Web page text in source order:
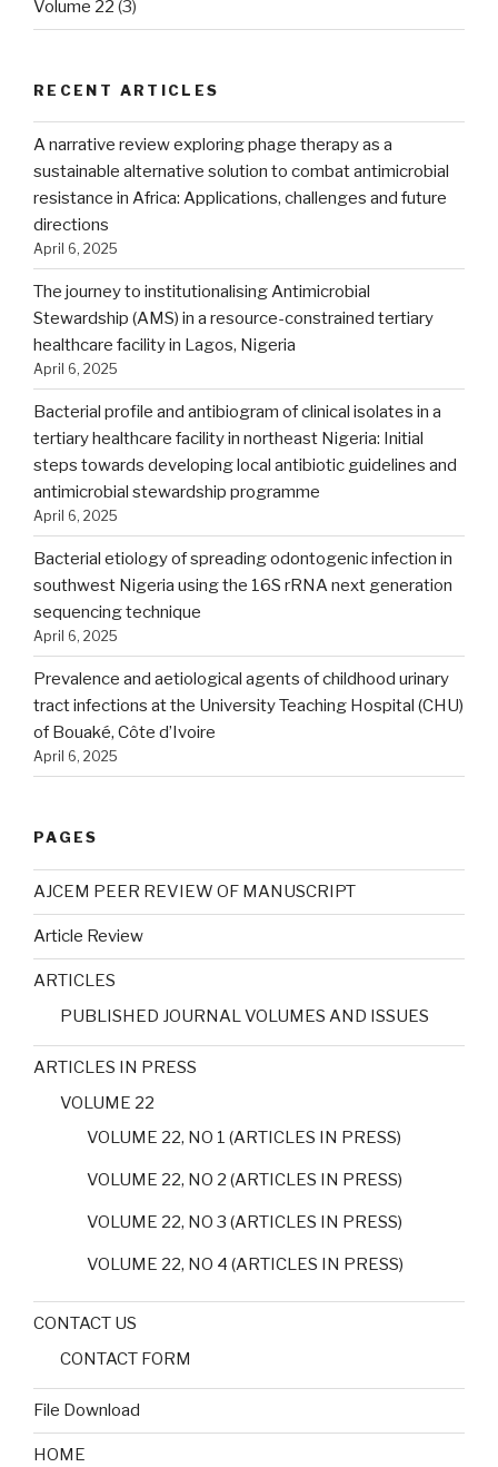
Volume 22 (3)
RECENT ARTICLES
A narrative review exploring phage therapy as a
sustainable alternative solution to combat antimicrobial
resistance in Africa: Applications, challenges and future
directions
April 6, 2025
The journey to institutionalising Antimicrobial
Stewardship (AMS) in a resource-constrained tertiary
healthcare facility in Lagos, Nigeria
April 6, 2025
Bacterial profile and antibiogram of clinical isolates in a
tertiary healthcare facility in northeast Nigeria: Initial
steps towards developing local antibiotic guidelines and
antimicrobial stewardship programme
April 6, 2025
Bacterial etiology of spreading odontogenic infection in
southwest Nigeria using the 16S rRNA next generation
sequencing technique
April 6, 2025
Prevalence and aetiological agents of childhood urinary
tract infections at the University Teaching Hospital (CHU)
of Bouaké, Côte d’Ivoire
April 6, 2025
PAGES
AJCEM PEER REVIEW OF MANUSCRIPT
Article Review
ARTICLES
PUBLISHED JOURNAL VOLUMES AND ISSUES
ARTICLES IN PRESS
VOLUME 22
VOLUME 22, NO 1 (ARTICLES IN PRESS)
VOLUME 22, NO 2 (ARTICLES IN PRESS)
VOLUME 22, NO 3 (ARTICLES IN PRESS)
VOLUME 22, NO 4 (ARTICLES IN PRESS)
CONTACT US
CONTACT FORM
File Download
HOME